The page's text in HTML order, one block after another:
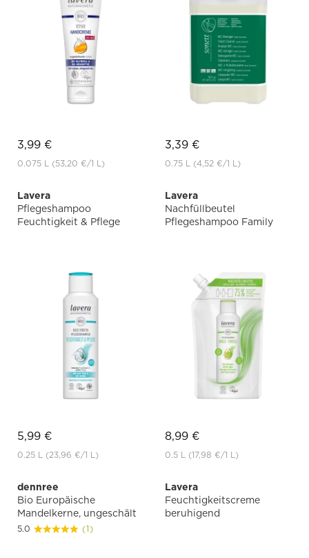
3,99 €
0.075 L (53,20 €/1 L)
3,39 €
0.75 L (4,52 €/1 L)
Lavera
Pflegeshampoo
Feuchtigkeit & Pflege
5,99 €
0.25 L (23,96 €/1 L)
Lavera
Nachfüllbeutel
Pflegeshampoo Family
8,99 €
0.5 L (17,98 €/1 L)
dennree
Bio Europäische
Mandelkerne, ungeschält
5.0 (1)
Lavera
Feuchtigkeitscreme
beruhigend